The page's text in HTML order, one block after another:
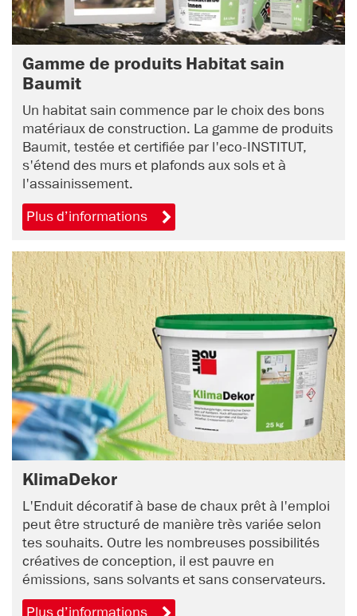
Gamme de produits Habitat sain
Baumit
Un habitat sain commence par le choix des bons
matériaux de construction. La gamme de produits
Baumit, testée et certifiée par l'eco-INSTITUT,
s'étend des murs et plafonds aux sols et à
l'assainissement.
Plus d’informations
KlimaDekor
L'Enduit décoratif à base de chaux prêt à l'emploi
peut être structuré de manière très variée selon
tes souhaits. Outre les nombreuses possibilités
créatives de conception, il est pauvre en
émissions, sans solvants et sans conservateurs.
Plus d’informations